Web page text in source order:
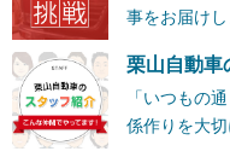
事をお届けし
栗山自動車
「いつもの
係作りを大切